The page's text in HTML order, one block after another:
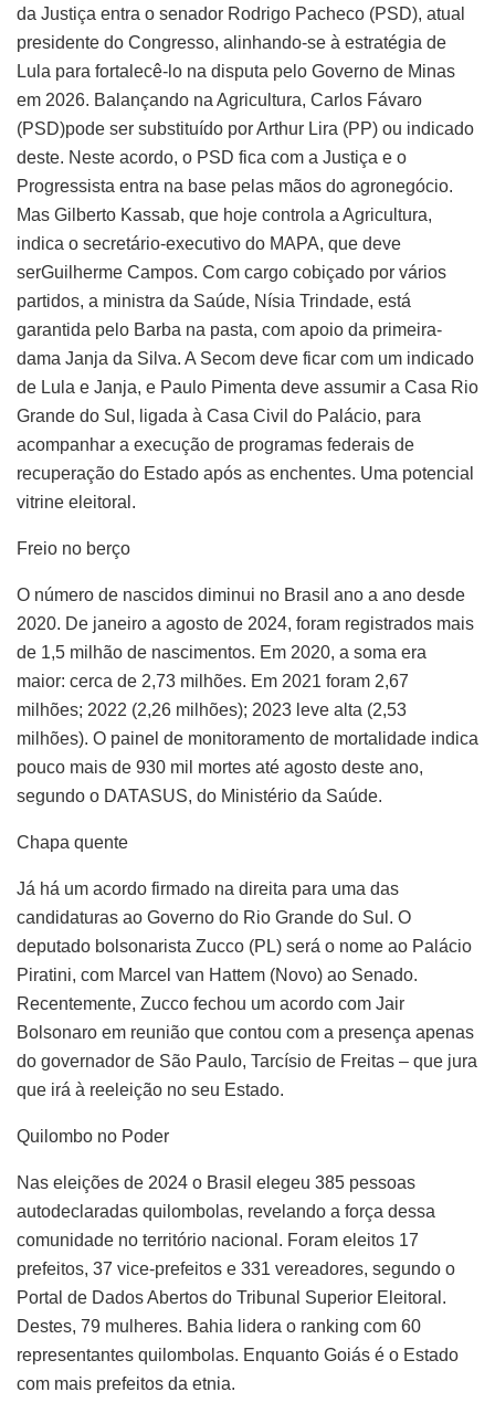
da Justiça entra o senador Rodrigo Pacheco (PSD), atual
presidente do Congresso, alinhando-se à estratégia de
Lula para fortalecê-lo na disputa pelo Governo de Minas
em 2026. Balançando na Agricultura, Carlos Fávaro
(PSD)pode ser substituído por Arthur Lira (PP) ou indicado
deste. Neste acordo, o PSD fica com a Justiça e o
Progressista entra na base pelas mãos do agronegócio.
Mas Gilberto Kassab, que hoje controla a Agricultura,
indica o secretário-executivo do MAPA, que deve
serGuilherme Campos. Com cargo cobiçado por vários
partidos, a ministra da Saúde, Nísia Trindade, está
garantida pelo Barba na pasta, com apoio da primeira-
dama Janja da Silva. A Secom deve ficar com um indicado
de Lula e Janja, e Paulo Pimenta deve assumir a Casa Rio
Grande do Sul, ligada à Casa Civil do Palácio, para
acompanhar a execução de programas federais de
recuperação do Estado após as enchentes. Uma potencial
vitrine eleitoral.
Freio no berço
O número de nascidos diminui no Brasil ano a ano desde
2020. De janeiro a agosto de 2024, foram registrados mais
de 1,5 milhão de nascimentos. Em 2020, a soma era
maior: cerca de 2,73 milhões. Em 2021 foram 2,67
milhões; 2022 (2,26 milhões); 2023 leve alta (2,53
milhões). O painel de monitoramento de mortalidade indica
pouco mais de 930 mil mortes até agosto deste ano,
segundo o DATASUS, do Ministério da Saúde.
Chapa quente
Já há um acordo firmado na direita para uma das
candidaturas ao Governo do Rio Grande do Sul. O
deputado bolsonarista Zucco (PL) será o nome ao Palácio
Piratini, com Marcel van Hattem (Novo) ao Senado.
Recentemente, Zucco fechou um acordo com Jair
Bolsonaro em reunião que contou com a presença apenas
do governador de São Paulo, Tarcísio de Freitas – que jura
que irá à reeleição no seu Estado.
Quilombo no Poder
Nas eleições de 2024 o Brasil elegeu 385 pessoas
autodeclaradas quilombolas, revelando a força dessa
comunidade no território nacional. Foram eleitos 17
prefeitos, 37 vice-prefeitos e 331 vereadores, segundo o
Portal de Dados Abertos do Tribunal Superior Eleitoral.
Destes, 79 mulheres. Bahia lidera o ranking com 60
representantes quilombolas. Enquanto Goiás é o Estado
com mais prefeitos da etnia.